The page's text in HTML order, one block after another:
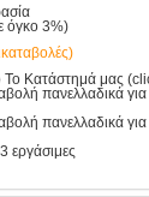
όγκο 3%)
Κατάστημά μας
πανελλαδικά
πανελλαδικά
εργάσιμες